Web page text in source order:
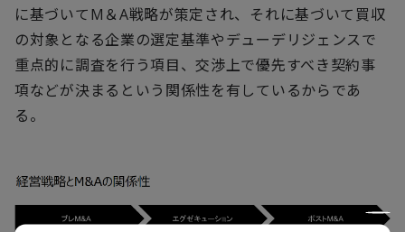
に基づいてM＆A戦略が策定され、それに基づいて買収
の対象となる企業の選定基準やデューデリジェンスで
重点的に調査を行う項目、交渉上で優先すべき契約事
項などが決まるという関係性を有しているからであ
る。